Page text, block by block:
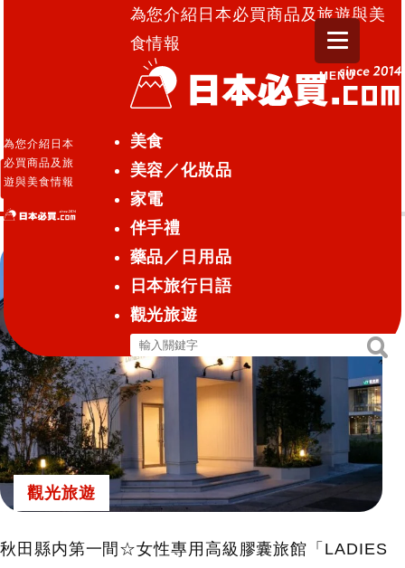
為您介紹日本
必買商品及旅
遊與美食情報
為您介紹日本必買商品及旅遊與美
食情報
美食
美容／化妝品
家電
伴手禮
藥品／日用品
日本旅行日語
觀光旅遊
搜
尋
關
鍵
字:
搜
MENU
膠囊旅館
觀光旅遊
秋田縣内第一間☆女性專用高級膠囊旅館「LADIES